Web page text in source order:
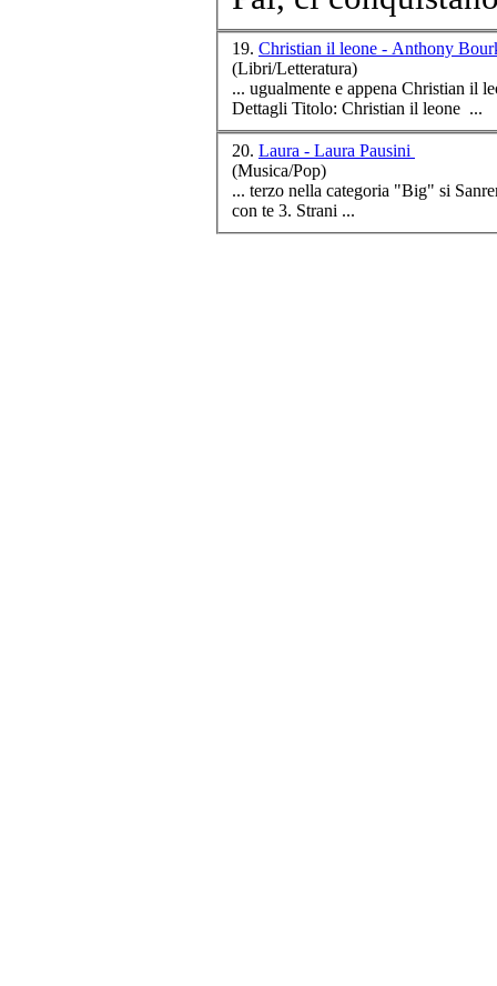
19.
Christian il leone -
(Libri/Letteratura)
... ugualmente e appena Christian il
Dettagli Titolo: Christian il leone ...
20. Laura - Laura Pausini
(Musica/Pop)
... terzo nella categoria "Big" si
con te 3. Strani ...